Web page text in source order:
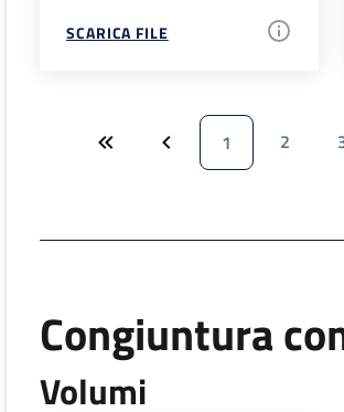
SCARICA FILE
1 2
Congiuntura
Volumi